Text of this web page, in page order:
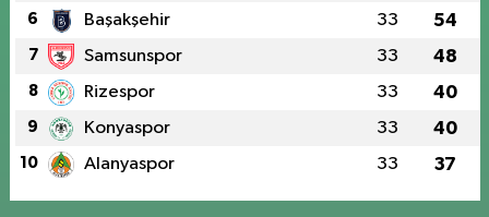
6 Başakşehir 33 54
7 Samsunspor 33 48
8 Rizespor 33 40
9 Konyaspor 33 40
10 Alanyaspor 33 37